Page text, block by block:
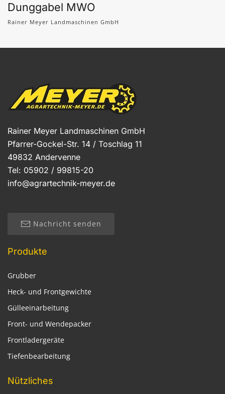
Dunggabel MWO
Rainer Meyer Landmaschinen GmbH
Rainer Meyer Landmaschinen GmbH
Pfarrer-Gockel-Str. 14 / Toschlag 11
49832 Andervenne
Tel: 05902 / 99815-20
info@agrartechnik-meyer.de
Nachricht senden
Produkte
Grubber
Heck- und Frontgewichte
Gülleeinarbeitung
Front- und Wendepacker
Frontladergeräte
Tiefenbearbeitung
Nützliches